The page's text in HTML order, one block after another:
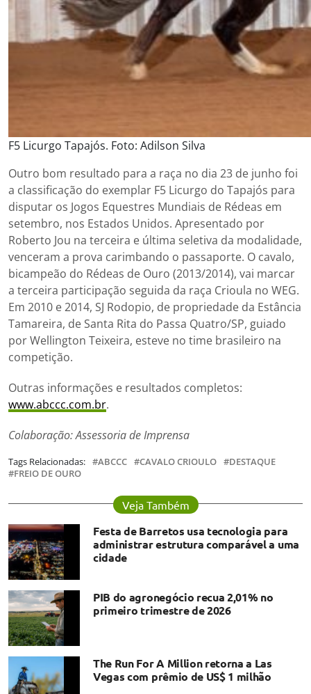
F5 Licurgo Tapajós. Foto: Adilson Silva
Outro bom resultado para a raça no dia 23 de junho foi
a classificação do exemplar F5 Licurgo do Tapajós para
disputar os Jogos Equestres Mundiais de Rédeas em
setembro, nos Estados Unidos. Apresentado por
Roberto Jou na terceira e última seletiva da modalidade,
venceram a prova carimbando o passaporte. O cavalo,
bicampeão do Rédeas de Ouro (2013/2014), vai marcar
a terceira participação seguida da raça Crioula no WEG.
Em 2010 e 2014, SJ Rodopio, de propriedade da Estância
Tamareira, de Santa Rita do Passa Quatro/SP, guiado
por Wellington Teixeira, esteve no time brasileiro na
competição.
Outras informações e resultados completos:
www.abccc.com.br.
Colaboração: Assessoria de Imprensa
Tags Relacionadas: ABCCC CAVALO CRIOULO
DESTAQUE
FREIO DE OURO
Veja Também
Festa de Barretos usa tecnologia para
administrar estrutura comparável a uma
cidade
PIB do agronegócio recua 2,01% no
primeiro trimestre de 2026
The Run For A Million retorna a Las
Vegas com prêmio de US$ 1 milhão